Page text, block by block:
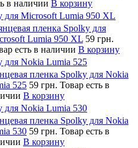
в наличии В корзину
для Microsoft Lumia 950 XL
пленка Spolky для
Lumia 950 XL 59 грн.
есть в наличии В корзину
для Nokia Lumia 525
пленка Spolky для Nokia
525 59 грн. Товар есть в
В корзину
для Nokia Lumia 530
пленка Spolky для Nokia
530 59 грн. Товар есть в
В корзину